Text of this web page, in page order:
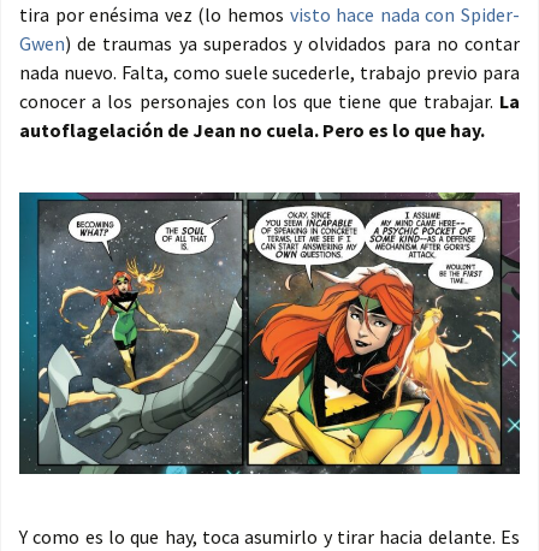
tira por enésima vez (lo hemos visto hace nada con Spider-
Gwen) de traumas ya superados y olvidados para no contar
nada nuevo. Falta, como suele sucederle, trabajo previo para
conocer a los personajes con los que tiene que trabajar. La
autoflagelación de Jean no cuela. Pero es lo que hay.
Y como es lo que hay, toca asumirlo y tirar hacia delante. Es